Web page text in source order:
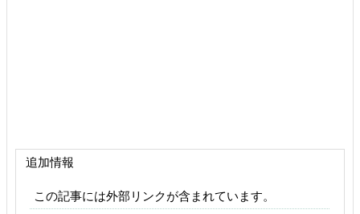
追加情報
この記事には外部リンクが含まれています。